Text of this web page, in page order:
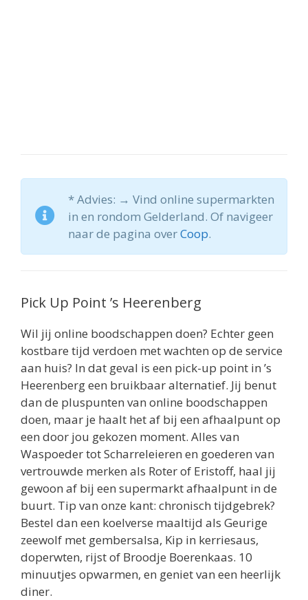
* Advies: → Vind online supermarkten
in en rondom Gelderland. Of navigeer
naar de pagina overCoop.
Pick Up Point ’s Heerenberg
Wil jij online boodschappen doen? Echter geen
kostbare tijd verdoen met wachten op de service
aan huis? In dat geval is een pick-up point in ’s
Heerenberg een bruikbaar alternatief. Jij benut
dan de pluspunten van online boodschappen
doen, maar je haalt het af bij een afhaalpunt op
een door jou gekozen moment. Alles van
Waspoeder tot Scharreleieren en goederen van
vertrouwde merken als Roter of Eristoff, haal jij
gewoon af bij een supermarkt afhaalpunt in de
buurt. Tip van onze kant: chronisch tijdgebrek?
Bestel dan een koelverse maaltijd als Geurige
zeewolf met gembersalsa, Kip in kerriesaus,
doperwten, rijst of Broodje Boerenkaas. 10
minuutjes opwarmen, en geniet van een heerlijk
diner.